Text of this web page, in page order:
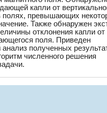
капли от
полях, превышающих
Также обнаружен
отклонения капли от
поля. Приведен
анализ полученных
численного решения